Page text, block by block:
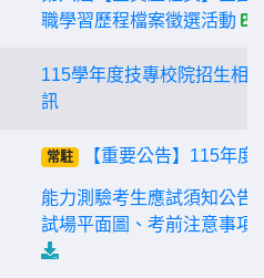
職學習歷程檔案徵選活動
115學年度技專校院招生相
訊
常駐 【重要公告】115年度
能力測驗考生應試須知公告(
試場平面圖、考前注意事項)